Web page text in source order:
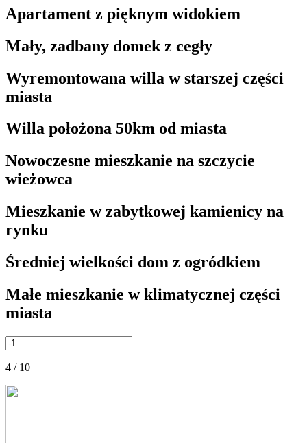
Apartament z pięknym widokiem
Mały, zadbany domek z cegły
Wyremontowana willa w starszej części
miasta
Willa położona 50km od miasta
Nowoczesne mieszkanie na szczycie
wieżowca
Mieszkanie w zabytkowej kamienicy na
rynku
Średniej wielkości dom z ogródkiem
Małe mieszkanie w klimatycznej części
miasta
4 / 10